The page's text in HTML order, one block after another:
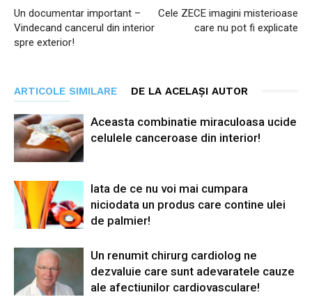
Un documentar important –
Vindecand cancerul din interior
spre exterior!
Cele ZECE imagini misterioase
care nu pot fi explicate
ARTICOLE SIMILARE DE LA ACELAȘI AUTOR
Aceasta combinatie miraculoasa ucide
celulele canceroase din interior!
Iata de ce nu voi mai cumpara
niciodata un produs care contine ulei
de palmier!
Un renumit chirurg cardiolog ne
dezvaluie care sunt adevaratele cauze
ale afectiunilor cardiovasculare!